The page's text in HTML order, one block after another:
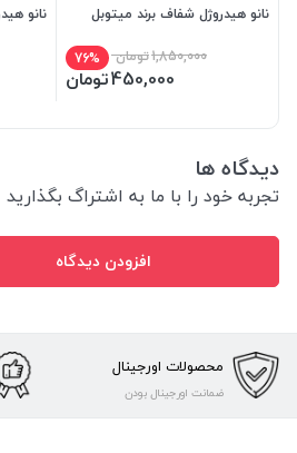
نانو هیدروژل شفاف برند میتوبل
1,850,000تومان 76%
450,000تومان
نانو
دیدگاه ها
تجربه خود را با ما به اشتراگ بگذارید
افزودن دیدگاه
محصولات اورجینال
ضمانت اورجینال بودن